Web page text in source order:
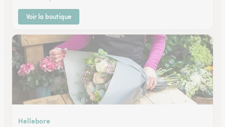
Voir la boutique
Hellebore